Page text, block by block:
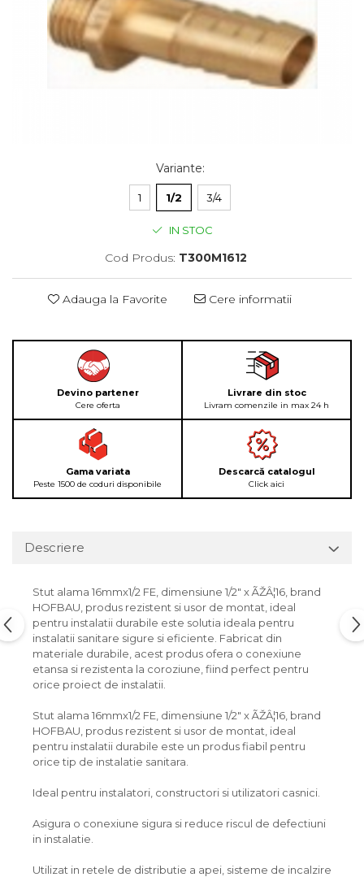
Variante:
1 1/2 3/4
IN STOC
Cod Produs: T300M1612
Adauga la Favorite Cere informatii
Devino partener
Cere oferta
Livrare din stoc
Livram comenzile in max 24 h
Gama variata
Peste 1500 de coduri disponibile
Descarcă catalogul
Click aici
Descriere
Stut alama 16mmx1/2 FE, dimensiune 1/2" x ÃŽÂ¦16, brand
HOFBAU, produs rezistent si usor de montat, ideal
pentru instalatii durabile este solutia ideala pentru
instalatii sanitare sigure si eficiente. Fabricat din
materiale durabile, acest produs ofera o conexiune
etansa si rezistenta la coroziune, fiind perfect pentru
orice proiect de instalatii.
Stut alama 16mmx1/2 FE, dimensiune 1/2" x ÃŽÂ¦16, brand
HOFBAU, produs rezistent si usor de montat, ideal
pentru instalatii durabile este un produs fiabil pentru
orice tip de instalatie sanitara.
Ideal pentru instalatori, constructori si utilizatori casnici.
Asigura o conexiune sigura si reduce riscul de defectiuni
in instalatie.
Utilizat in retele de distributie a apei, sisteme de incalzire